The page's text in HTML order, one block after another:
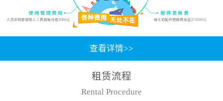
查看详情>>
租赁流程
Rental Procedure